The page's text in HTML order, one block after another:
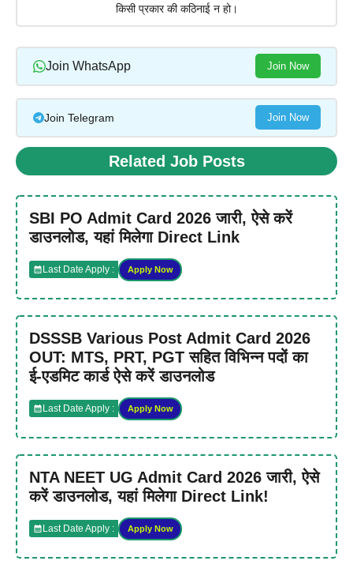
किसी प्रकार की कठिनाई न हो।
Join WhatsApp Join Now
Join Telegram Join Now
Related Job Posts
SBI PO Admit Card 2026 जारी, ऐसे करें
डाउनलोड, यहां मिलेगा Direct Link
Last Date Apply : Apply Now
DSSSB Various Post Admit Card 2026
OUT: MTS, PRT, PGT सहित विभिन्न पदों का
ई-एडमिट कार्ड ऐसे करें डाउनलोड
Last Date Apply : Apply Now
NTA NEET UG Admit Card 2026 जारी, ऐसे
करें डाउनलोड, यहां मिलेगा Direct Link!
Last Date Apply : Apply Now